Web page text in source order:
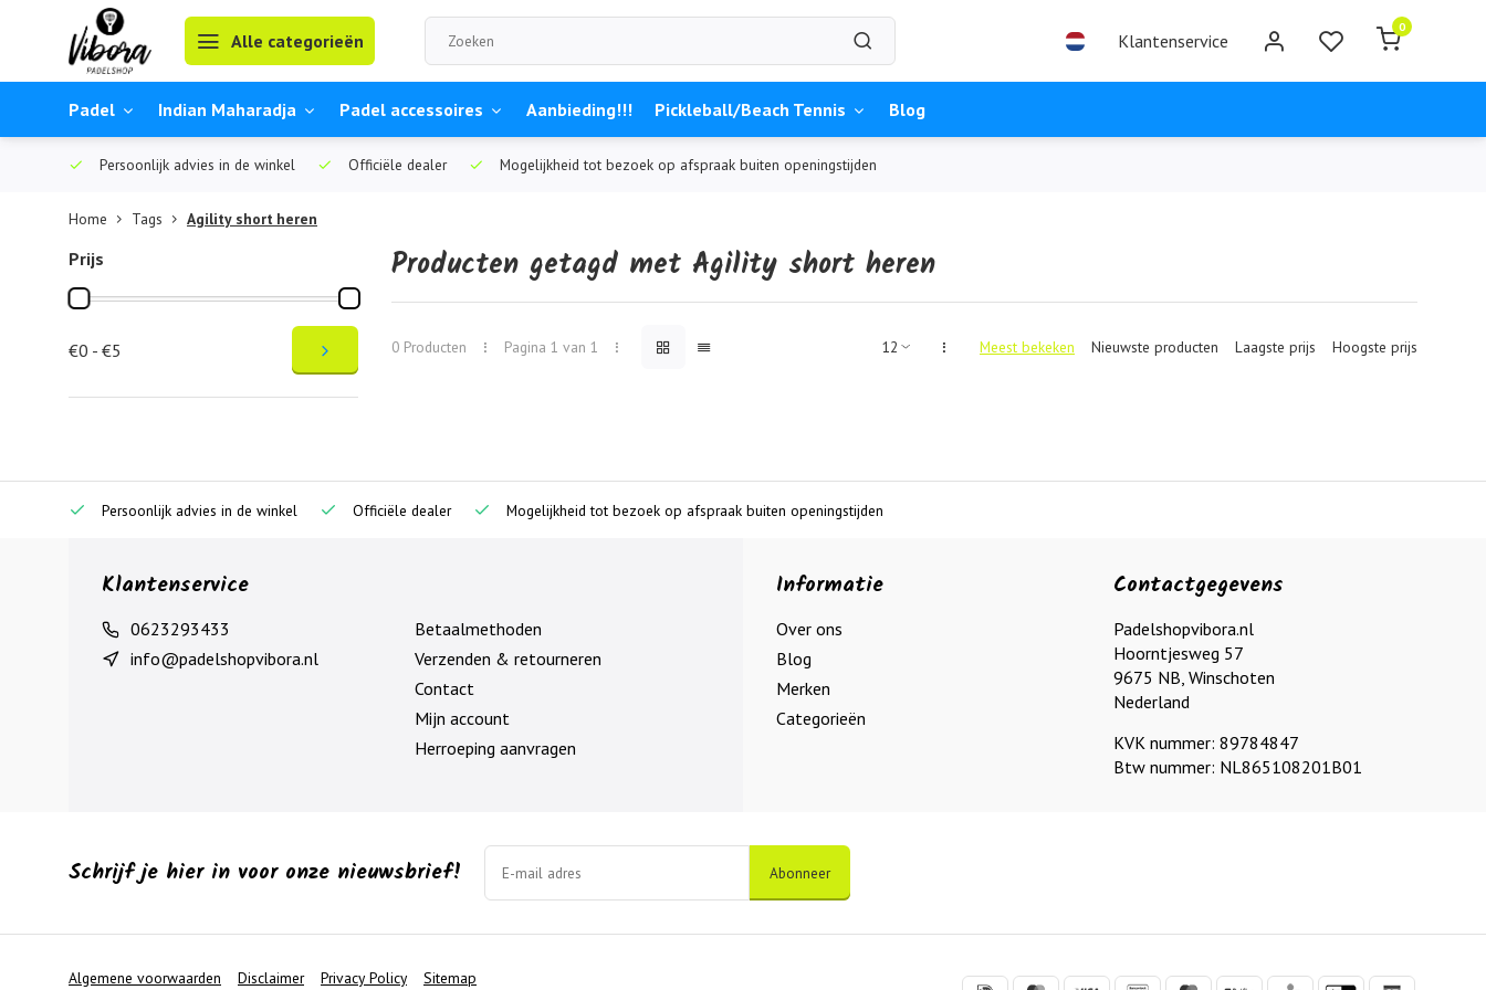
Alle categorieën Klantenservice
0
Padel Indian Maharadja Padel accessoires Aanbieding!!! Pickleball/Beach Tennis Blog
Persoonlijk advies in de winkel Officiële dealer Mogelijkheid tot bezoek op afspraak buiten openingstijden
Home Tags Agility short heren
Prijs
€0 - €5
Producten getagd met Agility short heren
0 Producten Pagina 1 van 1 Meest bekeken Nieuwste producten Laagste prijs Hoogste prijs
Persoonlijk advies in de winkel Officiële dealer Mogelijkheid tot bezoek op afspraak buiten openingstijden
Klantenservice
0623293433
info@padelshopvibora.nl
Betaalmethoden
Verzenden & retourneren
Contact
Mijn account
Herroeping aanvragen
Informatie
Over ons
Blog
Merken
Categorieën
Contactgegevens
Padelshopvibora.nl
Hoorntjesweg 57
9675 NB, Winschoten
Nederland
KVK nummer: 89784847
Btw nummer: NL865108201B01
Schrijf je hier in voor onze nieuwsbrief! Abonneer
Algemene voorwaarden Disclaimer Privacy Policy Sitemap